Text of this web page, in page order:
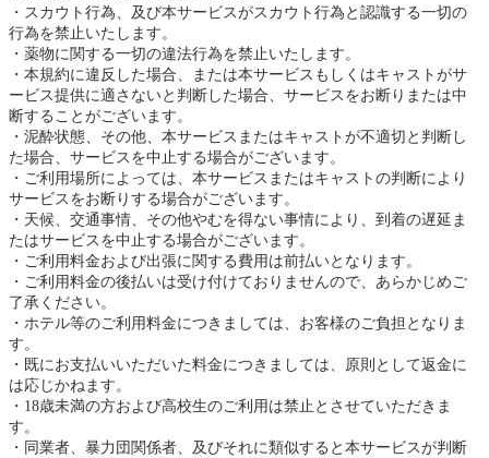
スカウト行為、及び本サービスがスカウト行為と認識する一切の
行為を禁止いたします。
薬物に関する一切の違法行為を禁止いたします。
本規約に違反した場合、または本サービスもしくはキャストがサ
ービス提供に適さないと判断した場合、サービスをお断りまたは中
断することがございます。
泥酔状態、その他、本サービスまたはキャストが不適切と判断し
た場合、サービスを中止する場合がございます。
ご利用場所によっては、本サービスまたはキャストの判断により
サービスをお断りする場合がございます。
天候、交通事情、その他やむを得ない事情により、到着の遅延ま
たはサービスを中止する場合がございます。
ご利用料金および出張に関する費用は前払いとなります。
ご利用料金の後払いは受け付けておりませんので、あらかじめご
了承ください。
ホテル等のご利用料金につきましては、お客様のご負担となりま
す。
既にお支払いいただいた料金につきましては、原則として返金に
は応じかねます。
18歳未満の方および高校生のご利用は禁止とさせていただきま
す。
同業者、暴力団関係者、及びそれに類似すると本サービスが判断